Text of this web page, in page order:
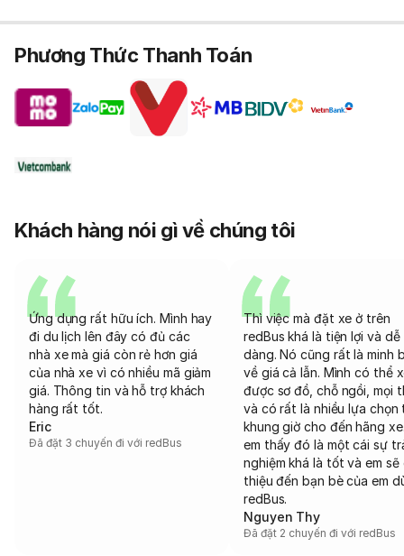
Phương Thức Thanh Toán
Khách hàng nói gì về chúng tôi
Ứng dụng rất hữu ích. Mình hay
đi du lịch lên đây có đủ các
nhà xe mà giá còn rẻ hơn giá
của nhà xe vì có nhiều mã giảm
giá. Thông tin và hỗ trợ khách
hàng rất tốt.
Eric
Đã đặt 3 chuyến đi với redBus
Thì việc mà đặt xe ở trên
redBus khá là tiện lợi và dễ
dàng. Nó cũng rất là minh
về giá cả lẫn. Mình có thể
được sơ đồ, chỗ ngồi, mọi
và có rất là nhiều lựa chọn
khung giờ cho đến hãng
em thấy đó là một cái sự
nghiệm khá là tốt và em sẽ
thiệu đến bạn bè của em
redBus.
Nguyen Thy
Đã đặt 2 chuyến đi với redBus